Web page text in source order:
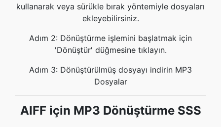
kullanarak veya sürükle bırak yöntemiyle dosyaları
ekleyebilirsiniz.
Adım 2: Dönüştürme işlemini başlatmak için
'Dönüştür' düğmesine tıklayın.
Adım 3: Dönüştürülmüş dosyayı indirin MP3
Dosyalar
AIFF için MP3 Dönüştürme SSS